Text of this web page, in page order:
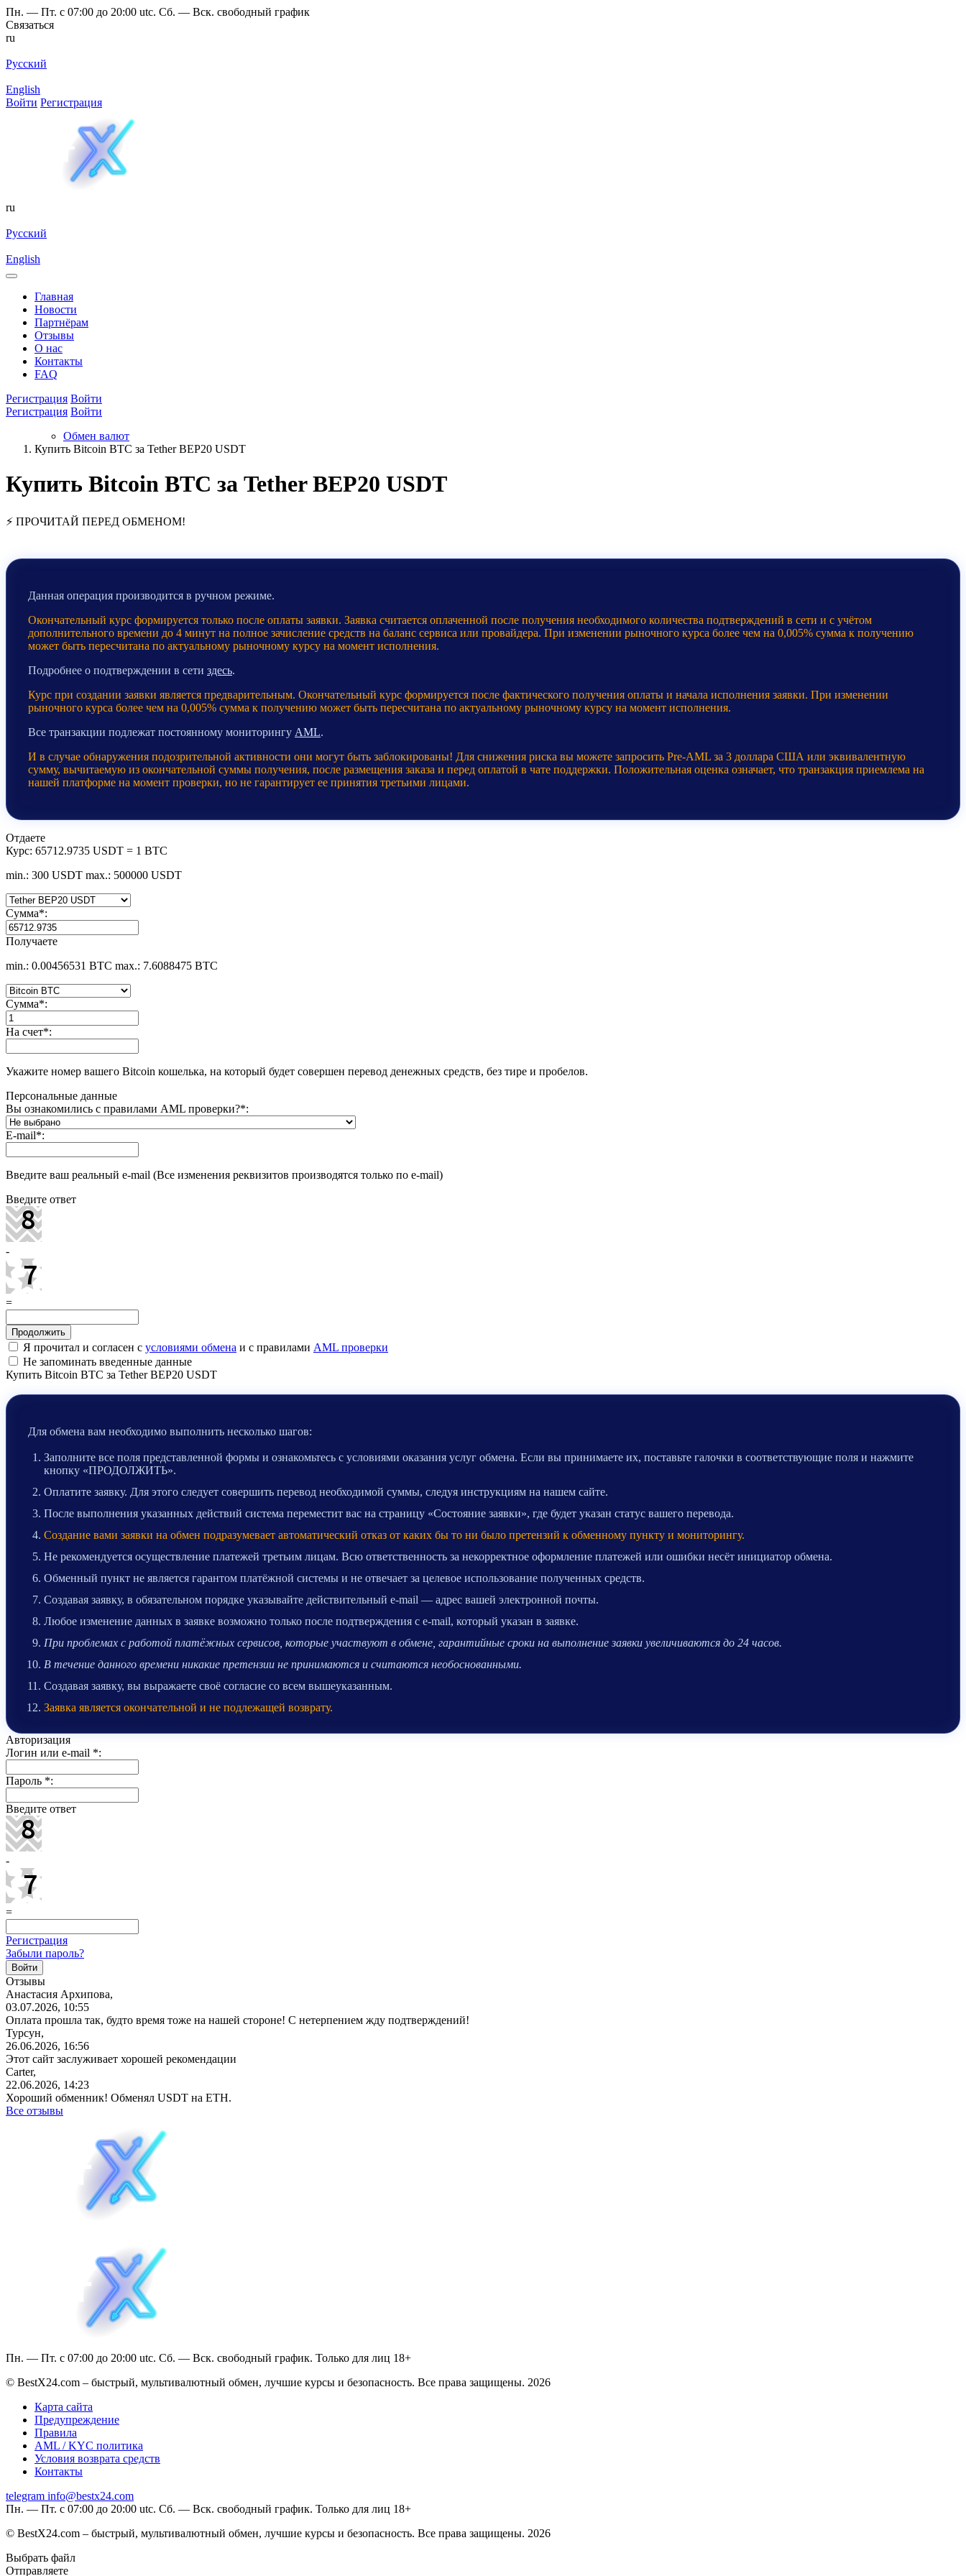
Пн. — Пт. с 07:00 до 20:00 utc. Сб. — Вск. свободный график
Связаться
ru
Русский
English
Войти Регистрация
ru
Русский
English
Главная
Новости
Партнёрам
Отзывы
О нас
Контакты
FAQ
Регистрация Войти
Регистрация Войти
Обмен валют
Купить Bitcoin BTC за Tether BEP20 USDT
Купить Bitcoin BTC за Tether BEP20 USDT
⚡ ПРОЧИТАЙ ПЕРЕД ОБМЕНОМ!
Данная операция производится в ручном режиме.
Окончательный курс формируется только после оплаты заявки. Заявка считается оплаченной после получения необходимого количества подтверждений в сети и с учётом
дополнительного времени до 4 минут на полное зачисление средств на баланс сервиса или провайдера. При изменении рыночного курса более чем на 0,005% сумма к получению
может быть пересчитана по актуальному рыночному курсу на момент исполнения.
Подробнее о подтверждении в сети здесь.
Курс при создании заявки является предварительным. Окончательный курс формируется после фактического получения оплаты и начала исполнения заявки. При изменении
рыночного курса более чем на 0,005% сумма к получению может быть пересчитана по актуальному рыночному курсу на момент исполнения.
Все транзакции подлежат постоянному мониторингу AML.
И в случае обнаружения подозрительной активности они могут быть заблокированы! Для снижения риска вы можете запросить Pre-AML за 3 доллара США или эквивалентную
сумму, вычитаемую из окончательной суммы получения, после размещения заказа и перед оплатой в чате поддержки. Положительная оценка означает, что транзакция приемлема на
нашей платформе на момент проверки, но не гарантирует ее принятия третьими лицами.
Отдаете
Курс: 65712.9735 USDT = 1 BTC
min.: 300 USDT max.: 500000 USDT
Сумма*:
Получаете
min.: 0.00456531 BTC max.: 7.6088475 BTC
Сумма*:
На счет*:
Укажите номер вашего Bitcoin кошелька, на который будет совершен перевод денежных средств, без тире и пробелов.
Персональные данные
Вы ознакомились с правилами AML проверки?*:
E-mail*:
Введите ваш реальный e-mail (Все изменения реквизитов производятся только по e-mail)
Введите ответ
-
=
Я прочитал и согласен с условиями обмена и с правилами AML проверки
Не запоминать введенные данные
Купить Bitcoin BTC за Tether BEP20 USDT
Для обмена вам необходимо выполнить несколько шагов:
Заполните все поля представленной формы и ознакомьтесь с условиями оказания услуг обмена. Если вы принимаете их, поставьте галочки в соответствующие поля и нажмите
кнопку «ПРОДОЛЖИТЬ».
Оплатите заявку. Для этого следует совершить перевод необходимой суммы, следуя инструкциям на нашем сайте.
После выполнения указанных действий система переместит вас на страницу «Состояние заявки», где будет указан статус вашего перевода.
Создание вами заявки на обмен подразумевает автоматический отказ от каких бы то ни было претензий к обменному пункту и мониторингу.
Не рекомендуется осуществление платежей третьим лицам. Всю ответственность за некорректное оформление платежей или ошибки несёт инициатор обмена.
Обменный пункт не является гарантом платёжной системы и не отвечает за целевое использование полученных средств.
Создавая заявку, в обязательном порядке указывайте действительный e-mail — адрес вашей электронной почты.
Любое изменение данных в заявке возможно только после подтверждения с e-mail, который указан в заявке.
При проблемах с работой платёжных сервисов, которые участвуют в обмене, гарантийные сроки на выполнение заявки увеличиваются до 24 часов.
В течение данного времени никакие претензии не принимаются и считаются необоснованными.
Создавая заявку, вы выражаете своё согласие со всем вышеуказанным.
Заявка является окончательной и не подлежащей возврату.
Авторизация
Логин или e-mail *:
Пароль *:
Введите ответ
-
=
Регистрация
Забыли пароль?
Отзывы
Анастасия Архипова,
03.07.2026, 10:55
Оплата прошла так, будто время тоже на нашей стороне! С нетерпением жду подтверждений!
Турсун,
26.06.2026, 16:56
Этот сайт заслуживает хорошей рекомендации
Carter,
22.06.2026, 14:23
Хороший обменник! Обменял USDT на ETH.
Все отзывы
Пн. — Пт. с 07:00 до 20:00 utc. Сб. — Вск. свободный график. Только для лиц 18+
© BestX24.com – быстрый, мультивалютный обмен, лучшие курсы и безопасность. Все права защищены. 2026
Карта сайта
Предупреждение
Правила
AML / KYC политика
Условия возврата средств
Контакты
telegram info@bestx24.com
Пн. — Пт. с 07:00 до 20:00 utc. Сб. — Вск. свободный график. Только для лиц 18+
© BestX24.com – быстрый, мультивалютный обмен, лучшие курсы и безопасность. Все права защищены. 2026
Выбрать файл
Отправляете